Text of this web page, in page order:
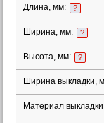
Длина, мм: ?
Ширина, мм: ?
Высота, мм: ?
Ширина выкладки,
Материал